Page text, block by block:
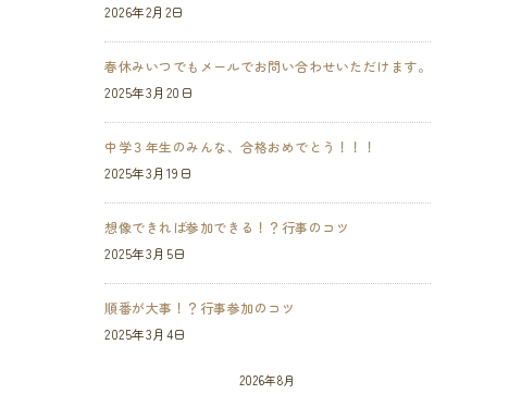
2026年2月2日
春休みいつでもメールでお問い合わせいただけます。
2025年3月20日
中学３年生のみんな、合格おめでとう！！！
2025年3月19日
想像できれば参加できる！？行事のコツ
2025年3月5日
順番が大事！？行事参加のコツ
2025年3月4日
2026年8月